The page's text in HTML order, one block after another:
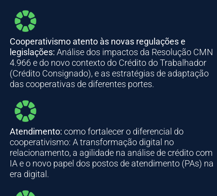
Cooperativismo atento às novas regulações e
legislações: Análise dos impactos da Resolução CMN
4.966 e do novo contexto do Crédito do Trabalhador
(Crédito Consignado), e as estratégias de adaptação
das cooperativas de diferentes portes.
Atendimento: como fortalecer o diferencial do
cooperativismo: A transformação digital no
relacionamento, a agilidade na análise de crédito com
IA e o novo papel dos postos de atendimento (PAs) na
era digital.